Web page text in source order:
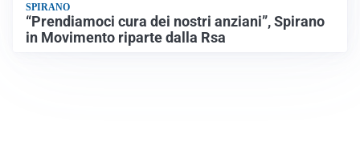
SPIRANO
“Prendiamoci cura dei nostri anziani”, Spirano
in Movimento riparte dalla Rsa